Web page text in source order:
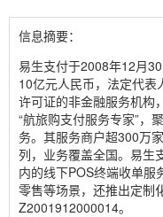
信息摘要：
易生支付于2008年12月
10亿元人民币，法定代
许可证的非金融服务机构
“航旅购支付服务专家”，
务。其服务商户超300万
列，业务覆盖全国。易生
内的线下POS终端收单服
零售等场景，还推出定制
Z2001912000014。